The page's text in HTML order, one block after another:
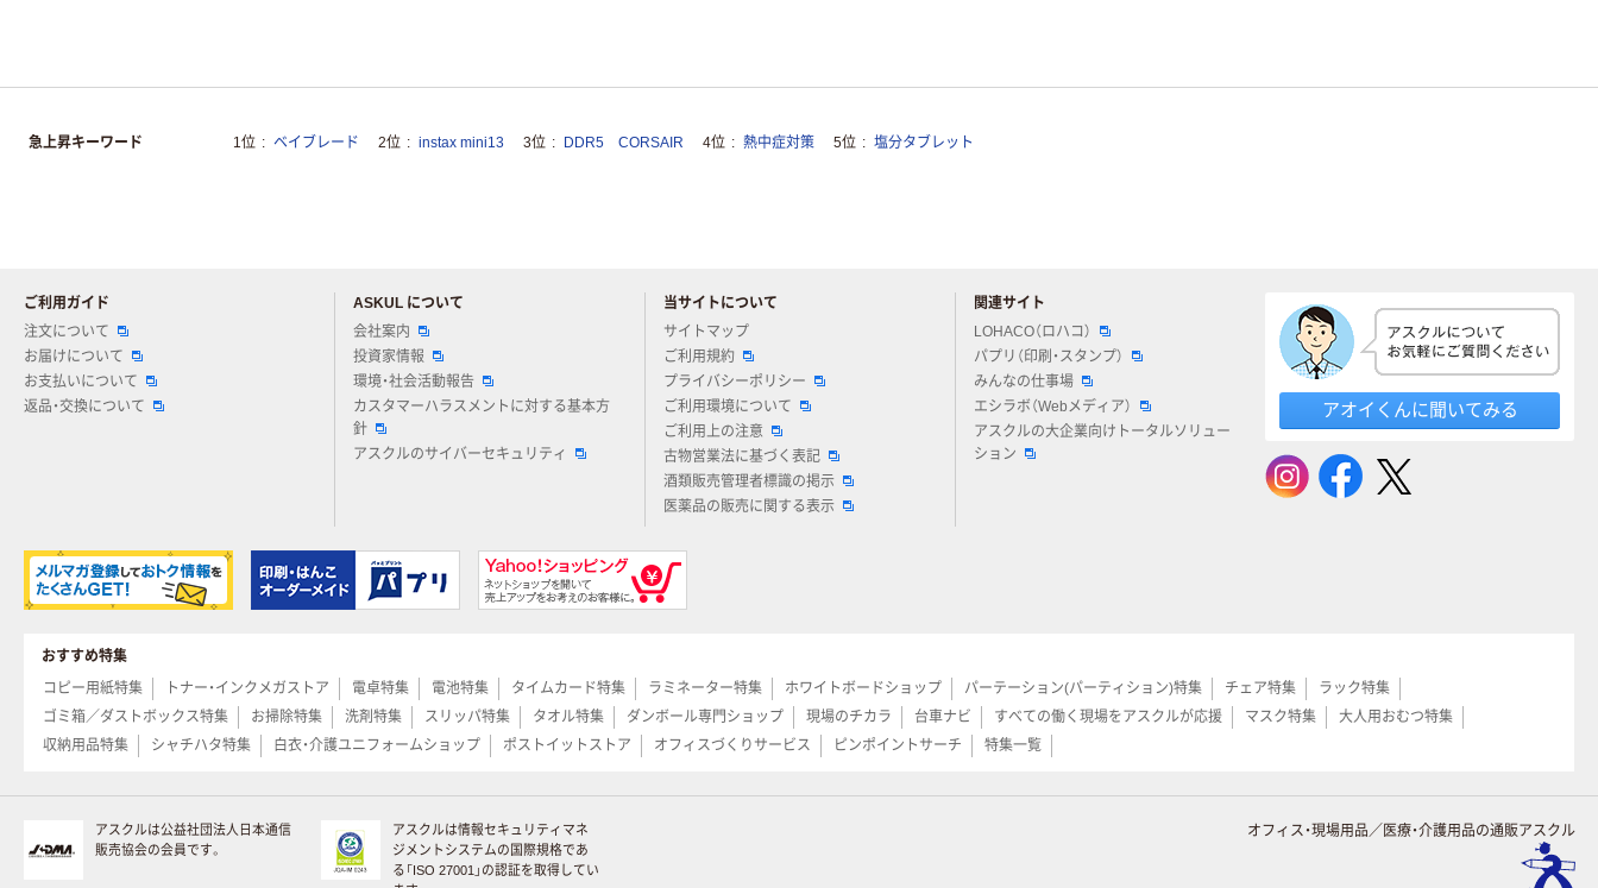
急上昇キーワード 1位 ベイブレード 2位 instax mini13 3位 DDR5 CORSAIR 4位 熱中症対策 5位 塩分タブレット
ご利用ガイド
注文について
お届けについて
お支払いについて
返品・交換について
ASKUL について
会社案内
投資家情報
環境・社会活動報告
カスタマーハラスメントに対する基本方
針
アスクルのサイバーセキュリティ
当サイトについて
サイトマップ
ご利用規約
プライバシーポリシー
ご利用環境について
ご利用上の注意
古物営業法に基づく表記
酒類販売管理者標識の掲示
医薬品の販売に関する表示
関連サイト
LOHACO（ロハコ）
パプリ（印刷・スタンプ）
みんなの仕事場
エシラボ（Webメディア）
アスクルの大企業向けトータルソリュー
ション
アオイくんに聞いてみる
おすすめ特集
コピー用紙特集
トナー・インクメガストア 電卓特集 電池特集 タイムカード特集 ラミネーター特集 ホワイトボードショップ パーテーション(パーティション)特集 チェア特集
ラック特集
ゴミ箱／ダストボックス特集
お掃除特集 洗剤特集 スリッパ特集 タオル特集 ダンボール専門ショップ 現場のチカラ 台車ナビ すべての働く現場をアスクルが応援 マスク特集
大人用おむつ特集
収納用品特集
シャチハタ特集 白衣・介護ユニフォームショップ ポストイットストア オフィスづくりサービス ピンポイントサーチ 特集一覧
アスクルは公益社団法人日本通信
販売協会の会員です。
アスクルは情報セキュリティマネ
ジメントシステムの国際規格であ
る「ISO 27001」の認証を取得してい
オフィス・現場用品／医療・介護用品の通販アスクル